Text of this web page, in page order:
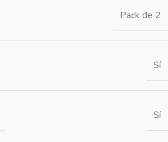
Pack de 2
Sí
Sí